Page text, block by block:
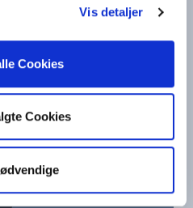
Vis detaljer
Cookies
Cookies 2026 -
Fri